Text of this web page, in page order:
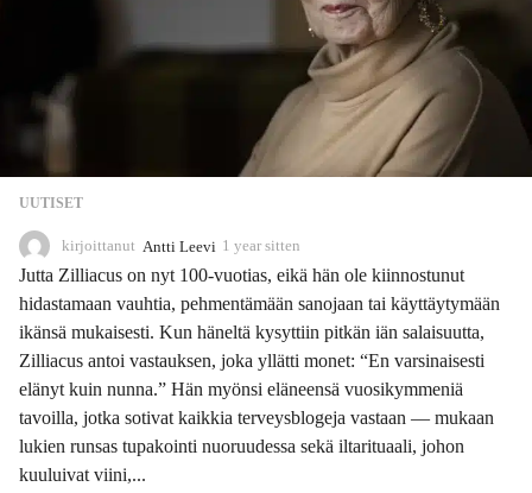
UUTISET
kirjoittanut Antti Leevi 1 year sitten
1
o
n
t
s
i
Jutta Zilliacus on nyt 100-vuotias, eikä hän ole kiinnostunut
hidastamaan vauhtia, pehmentämään sanojaan tai käyttäytymään
ikänsä mukaisesti. Kun häneltä kysyttiin pitkän iän salaisuutta,
Zilliacus antoi vastauksen, joka yllätti monet: “En varsinaisesti
elänyt kuin nunna.” Hän myönsi eläneensä vuosikymmeniä
tavoilla, jotka sotivat kaikkia terveysblogeja vastaan — mukaan
lukien runsas tupakointi nuoruudessa sekä iltarituaali, johon
kuuluivat viini,...